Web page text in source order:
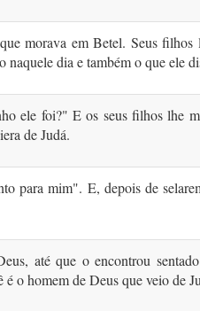
morava em Betel. Seus filhos
dia e também o que ele
ele foi?" E os seus filhos lhe
de Judá.
para mim". E, depois de
até que o encontrou
o homem de Deus que veio de